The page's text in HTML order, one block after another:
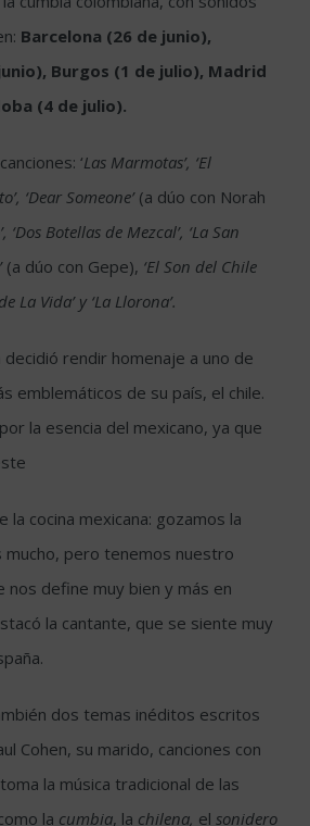
Barcelona (26 de junio),
Burgos (1 de julio), Madrid
(4 de julio).
‘Las Marmotas’, ‘El
‘Dear Someone’ (a dúo con Norah
‘Dos Botellas de Mezcal’, ‘La San
(a dúo con Gepe), ‘El Son del Chile
La Vida’ y ‘La Llorona’.
rendir homenaje a uno de
emblemáticos de su país, el chile.
la esencia del mexicano, ya que
la cocina mexicana: gozamos la
mucho, pero tenemos nuestro
nos define muy bien y más en
la cantante, que se siente muy
dos temas inéditos escritos
Cohen, su marido, canciones con
la música tradicional de las
la cumbia, la chilena, el sonidero